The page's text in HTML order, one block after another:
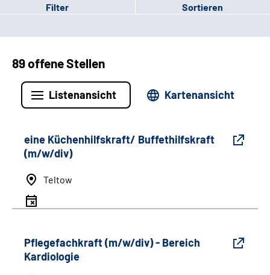
Filter Sortieren
89 offene Stellen
Listenansicht Kartenansicht
eine Küchenhilfskraft/ Buffethilfskraft
(m/w/div)
Teltow
Pflegefachkraft (m/w/div) - Bereich
Kardiologie